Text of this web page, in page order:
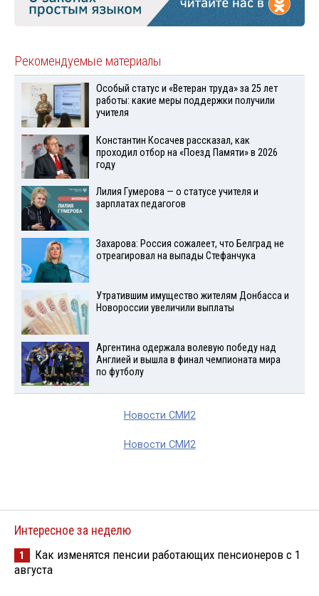
Рекомендуемые материалы
Особый статус и «Ветеран труда» за 25 лет
работы: какие меры поддержки получили
учителя
Константин Косачев рассказал, как
проходил отбор на «Поезд Памяти» в 2026
году
Лилия Гумерова — о статусе учителя и
зарплатах педагогов
Захарова: Россия сожалеет, что Белград не
отреагировал на выпады Стефанчука
Утратившим имущество жителям Донбасса и
Новороссии увеличили выплаты
Аргентина одержала волевую победу над
Англией и вышла в финал чемпионата мира
по футболу
Новости СМИ2
Новости СМИ2
Интересное за неделю
1
Как изменятся пенсии работающих пенсионеров с 1
августа